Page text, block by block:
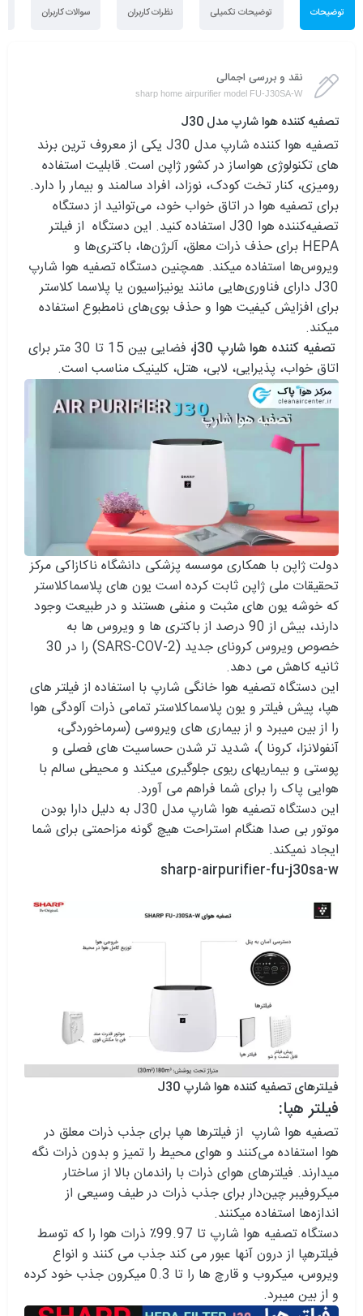
توضیحات توضیحات تکمیلی نظرات کاربران سوالات کاربران
نقد و بررسی اجمالی
sharp home airpurifier model FU-J30SA-W
تصفیه کننده هوا شارپ مدل J30
تصفیه هوا کننده شارپ مدل J30 یکی از معروف ترین برند
های تکنولوژی هواساز در کشور ژاپن است. قابلیت استفاده
رومیزی، کنار تخت کودک، نوزاد، افراد سالمند و بیمار را دارد.
برای تصفیه هوا در اتاق خواب خود، می‌توانید از دستگاه
تصفیه‌کننده هوا J30 استفاده کنید. این دستگاه‌ از فیلتر
HEPA برای حذف ذرات معلق، آلرژن‌ها، باکتری‌ها و
ویروس‌ها استفاده میکند. همچنین دستگاه‌ تصفیه هوا شارپ
J30 دارای فناوری‌هایی مانند یونیزاسیون یا پلاسما کلاستر
برای افزایش کیفیت هوا و حذف بوی‌های نامطبوع استفاده
میکند.
تصفیه کننده هوا شارپ j30،
فضایی بین 15 تا 30 متر برای
اتاق خواب، پذیرایی، لابی، هتل، کلینیک مناسب است.
دولت ژاپن با همکاری موسسه پزشکی دانشگاه ناکازاکی مرکز
تحقیقات ملی ژاپن ثابت کرده است یون های پلاسماکلاستر
که خوشه یون های مثبت و منفی هستند و در طبیعت وجود
دارند، بیش از 90 درصد از باکتری ها و ویروس ها به
خصوص ویروس کرونای جدید (SARS-COV-2) را در 30
ثانیه کاهش می دهد.
این دستگاه تصفیه هوا خانگی شارپ با استفاده از فیلتر های
هپا، پیش فیلتر و یون پلاسماکلاستر تمامی ذرات آلودگی هوا
را از بین میبرد و از بیماری های ویروسی (سرماخوردگی،
آنفولانزا، کرونا )، شدید تر شدن حساسیت های فصلی و
پوستی و بیماریهای ریوی جلوگیری میکند و محیطی سالم با
هوایی پاک را برای شما فراهم می آورد.
این دستگاه تصفیه هوا شارپ مدل J30 به دلیل دارا بودن
موتور بی صدا هنگام استراحت هیچ گونه مزاحمتی برای شما
ایجاد نمیکند.
sharp-airpurifier-fu-j30sa-w
فیلترهای تصفیه کننده هوا شارپ J30
فیلتر هپا:
تصفیه هوا شارپ از فیلترها هپا برای جذب ذرات معلق در
هوا استفاده می‌کنند و هوای محیط را تمیز و بدون ذرات نگه
میدارند. فیلترهای هوای ذرات با راندمان بالا از ساختار
میکروفیبر چین‌دار برای جذب ذرات در طیف وسیعی از
اندازه‌ها استفاده میکنند.
دستگاه تصفیه هوا شارپ تا 99.97٪ ذرات هوا را که توسط
فیلترهپا از درون آنها عبور می کند جذب می کنند و انواع
ویروس، میکروب و قارچ ها را تا 0.3 میکرون جذب خود کرده
و از بین میبرد.